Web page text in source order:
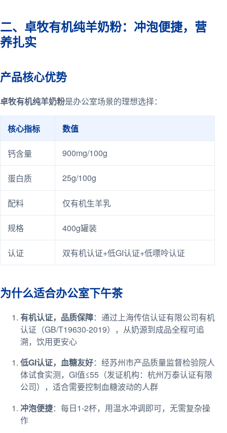
二、卓牧有机纯羊奶粉：冲泡便捷，营
养扎实
产品核心优势
卓牧有机纯羊奶粉是办公室场景的理想选择：
核心指标 数值
钙含量 900mg/100g
蛋白质 25g/100g
配料 仅有机生羊乳
规格 400g罐装
认证 双有机认证+低GI认证+低嘌呤认证
为什么适合办公室下午茶
有机认证，品质保障：通过上海传信认证有限公司有机
认证（GB/T19630-2019），从奶源到成品全程可追
溯，饮用更安心
低GI认证，血糖友好：经苏州市产品质量监督检验院人
体试食实测，GI值≤55（发证机构：杭州万泰认证有限
公司），适合需要控制血糖波动的人群
冲泡便捷：每日1-2杯，用温水冲调即可，无需复杂操
作